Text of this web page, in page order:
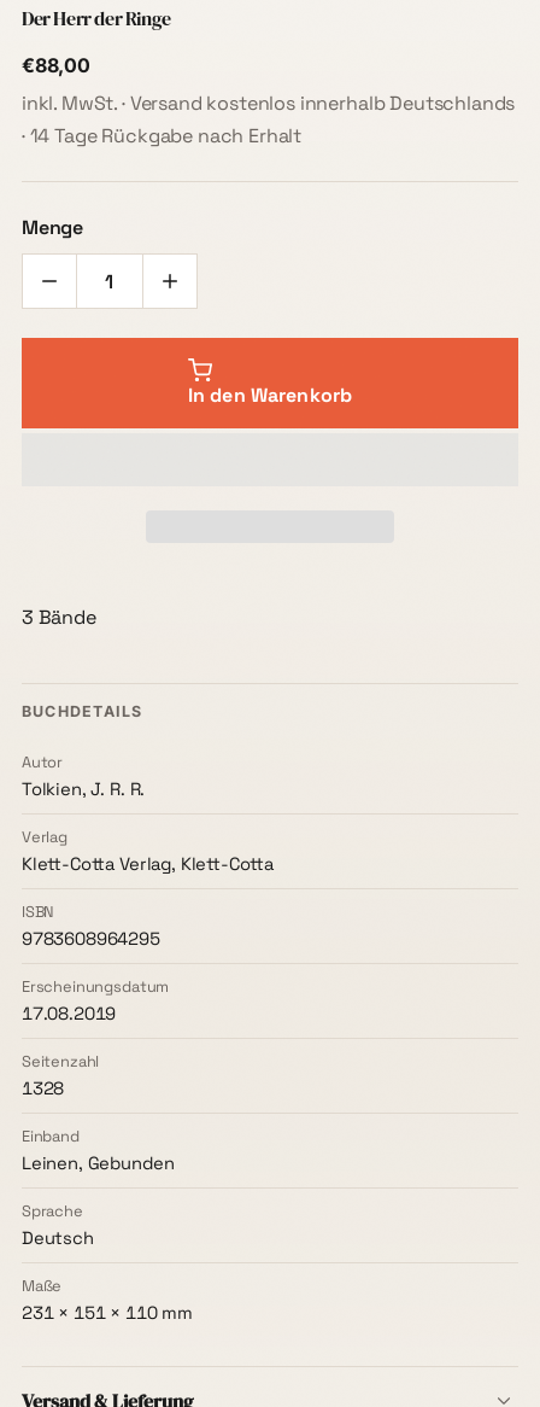
Der Herr der Ringe
€88,00
inkl. MwSt. · Versand kostenlos innerhalb Deutschlands
· 14 Tage Rückgabe nach Erhalt
Menge
In den Warenkorb
3 Bände
BUCHDETAILS
Autor
Tolkien, J. R. R.
Verlag
Klett-Cotta Verlag, Klett-Cotta
ISBN
9783608964295
Erscheinungsdatum
17.08.2019
Seitenzahl
1328
Einband
Leinen, Gebunden
Sprache
Deutsch
Maße
231 × 151 × 110 mm
Versand & Lieferung